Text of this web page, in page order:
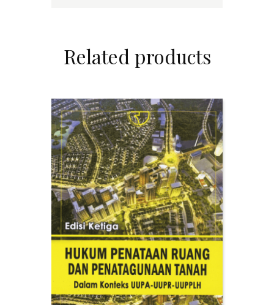
Related products